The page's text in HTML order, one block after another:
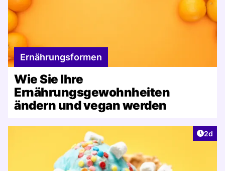
Ernährungsformen
Wie Sie Ihre
Ernährungsgewohnheiten
ändern und vegan werden
2d